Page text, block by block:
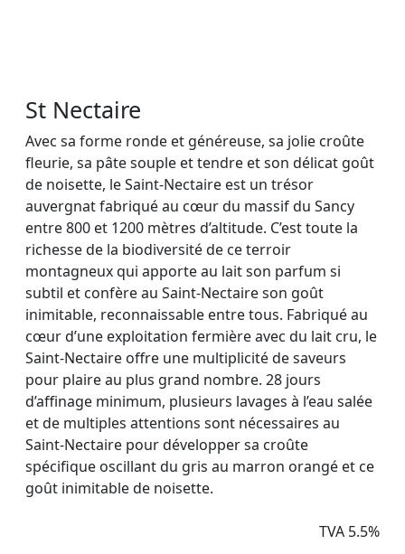
St Nectaire
Avec sa forme ronde et généreuse, sa jolie croûte
fleurie, sa pâte souple et tendre et son délicat goût
de noisette, le Saint-Nectaire est un trésor
auvergnat fabriqué au cœur du massif du Sancy
entre 800 et 1200 mètres d’altitude. C’est toute la
richesse de la biodiversité de ce terroir
montagneux qui apporte au lait son parfum si
subtil et confère au Saint-Nectaire son goût
inimitable, reconnaissable entre tous. Fabriqué au
cœur d’une exploitation fermière avec du lait cru, le
Saint-Nectaire offre une multiplicité de saveurs
pour plaire au plus grand nombre. 28 jours
d’affinage minimum, plusieurs lavages à l’eau salée
et de multiples attentions sont nécessaires au
Saint-Nectaire pour développer sa croûte
spécifique oscillant du gris au marron orangé et ce
goût inimitable de noisette.
TVA 5.5%